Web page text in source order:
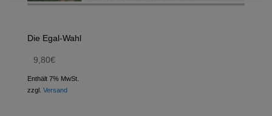
Die Egal-Wahl
9,80€
Enthält 7% MwSt.
zzgl. Versand